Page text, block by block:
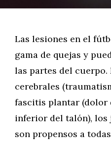
Las lesiones en el
gama de quejas y
las partes del cuerpo.
cerebrales
fascitis plantar (dolor
inferior del talón), los
son propensos a